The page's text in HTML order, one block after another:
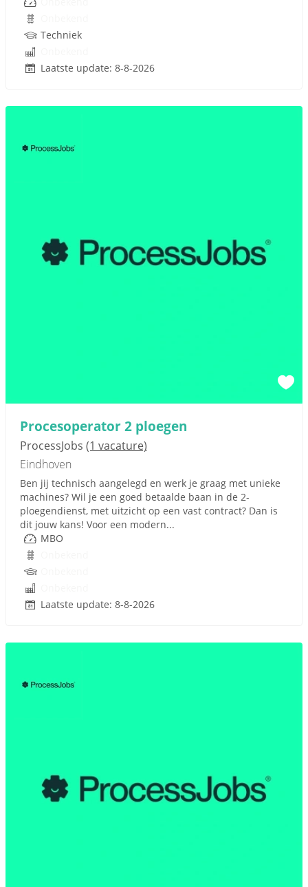
Techniek
Laatste update: 8-8-2026
Procesoperator 2 ploegen
ProcessJobs (1 vacature)
Eindhoven
Ben jij technisch aangelegd en werk je graag met unieke
machines? Wil je een goed betaalde baan in de 2-
ploegendienst, met uitzicht op een vast contract? Dan is
dit jouw kans! Voor een modern...
MBO
Laatste update: 8-8-2026